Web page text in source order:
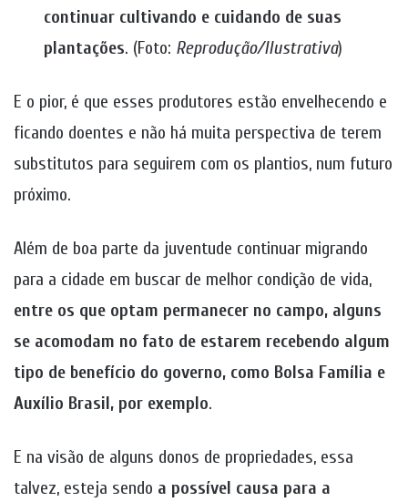
continuar cultivando e cuidando de suas
plantações. (Foto: Reprodução/Ilustrativa)
E o pior, é que esses produtores estão envelhecendo e
ficando doentes e não há muita perspectiva de terem
substitutos para seguirem com os plantios, num futuro
próximo.
Além de boa parte da juventude continuar migrando
para a cidade em buscar de melhor condição de vida,
entre os que optam permanecer no campo, alguns
se acomodam no fato de estarem recebendo algum
tipo de benefício do governo, como Bolsa Família e
Auxílio Brasil, por exemplo.
E na visão de alguns donos de propriedades, essa
talvez, esteja sendo a possível causa para a